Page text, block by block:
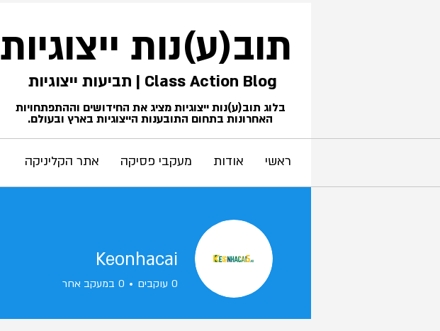
תוב(ע)נות ייצוגיות
Class Action Blog | תביעות ייצוגיות
בלוג תוב(ע)נות ייצוגיות מציג את החידושים וההתפתחויות
האחרונות בתחום התובענות הייצוגיות בארץ ובעולם.
ראשי אודות מעקבי פסיקה אתר הקליניקה
Keonhacai
0 עוקבים 0 במעקב אחר